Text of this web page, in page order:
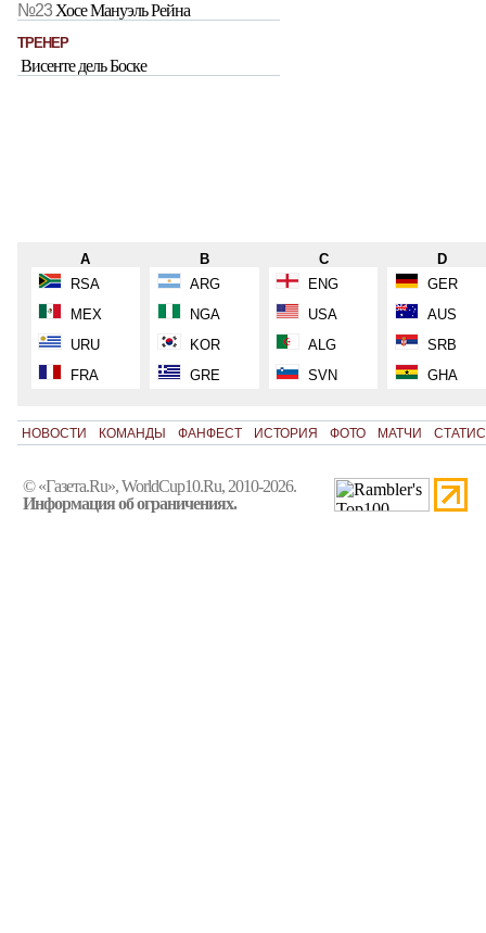
№23 Хосе Мануэль Рейна
ТРЕНЕР
Висенте дель Боске
A
RSA
MEX
URU
FRA
B
ARG
NGA
KOR
GRE
C
ENG
USA
ALG
SVN
D
GER
AUS
SRB
GHA
НОВОСТИ КОМАНДЫ ФАНФЕСТ ИСТОРИЯ ФОТО МАТЧИ
© «Газета.Ru», WorldCup10.Ru, 2010-2026.
Информация об ограничениях.